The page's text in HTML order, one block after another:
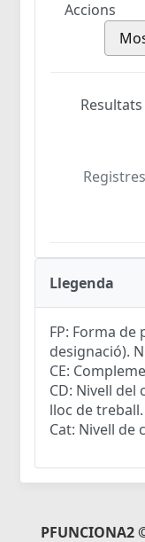
Accions
Llegenda
FP: Forma de
designació).
CE:
CD: Nivell
lloc de
Cat: Nivell de
PFUNCIONA2